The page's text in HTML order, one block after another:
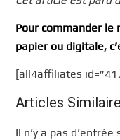
Pour commander le
papier ou digitale,
[all4affiliates
Articles
Il n’y a pas d’entrée